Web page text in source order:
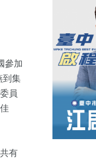
參加
到集
員
有